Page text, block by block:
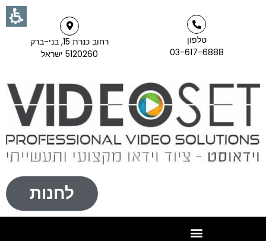
טלפון
03-617-6888
רחוב כנרת 15, בני-ברק
5120260 ישראל
לחנות